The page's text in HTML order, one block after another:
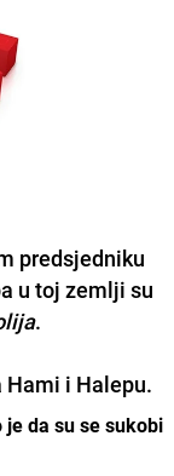
predsjedniku
u toj zemlji su
.
Hami i Halepu.
da su se sukobi